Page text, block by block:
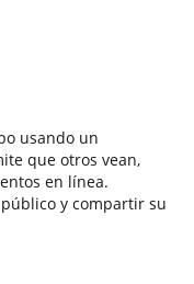
usando un
que otros vean,
en línea.
y compartir su